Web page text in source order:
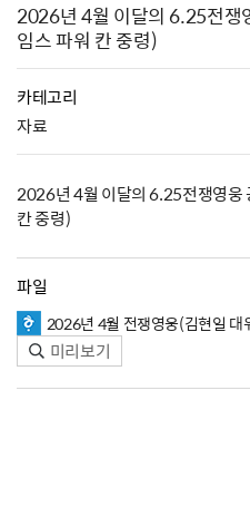
2026년 4월 이달의 6.25전쟁
임스 파워 칸 중령)
카테고리
자료
2026년 4월 이달의 6.25전쟁영웅
칸 중령)
파일
2026년 4월 전쟁영웅(김현일
미리보기